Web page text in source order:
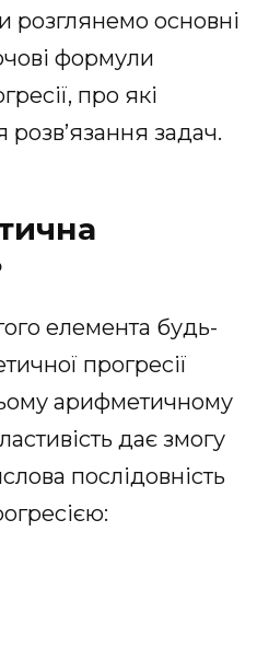
розглянемо основні
формули
про які
задач.
елемента будь-
прогресії
арифметичному
дає змогу
послідовність